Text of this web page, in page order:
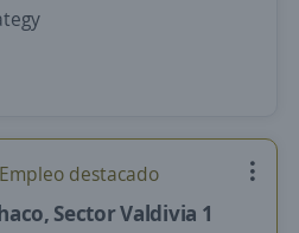
Empleo destacado
Sector Valdivia 1